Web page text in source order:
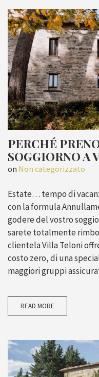
PERCHÉ
SOGGIORNO A
on Non categorizzato
Estate… tempo di
con la formula
godere del vostro
sarete totalmente
clientela Villa Teloni
costo zero, di una
maggiori gruppi
READ MORE